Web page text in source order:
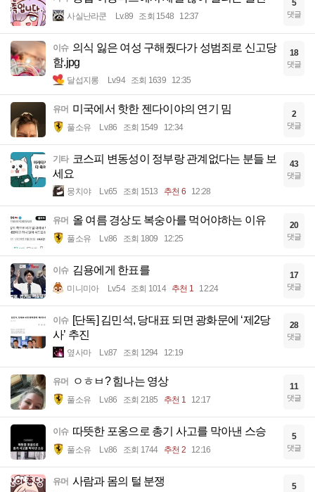
사실난라쿤 Lv.89 조회 1548 12:37
5
댓글
이슈 의식 잃은 여성 구해줬다가 성범죄로 신고당
함.jpg
달섭지롱 Lv.94 조회 1639 12:35
18
댓글
유머 미국에서 핫한 젠다이야의 연기 밈
풀소유 Lv.86 조회 1549 12:34
2
댓글
기타 코스피 변동성이 정부랑 관계없다는 분들 보
세요
뭉치야 Lv.65 조회 1513 추천 6 12:28
43
댓글
유머 올 여름 경상도 복숭아를 먹어야하는 이유
풀소유 Lv.86 조회 1809 12:25
20
댓글
이슈 김용에게 한표를
미니미아 Lv.54 조회 1014 추천 1 12:24
17
댓글
이슈 [단독] 김민석, 당대표 되면 광화문에 ‘제2당
사’ 추진
옆사마 Lv.87 조회 1294 12:19
28
댓글
유머 ㅇㅎㅂ? 힘나는 영상
풀소유 Lv.86 조회 2185 추천 1 12:17
11
댓글
이슈 따뜻한 포옹으로 총기 사고를 막아낸 스승
풀소유 Lv.86 조회 1744 추천 2 12:16
5
댓글
유머 사람과 몸의 털 분쟁 5